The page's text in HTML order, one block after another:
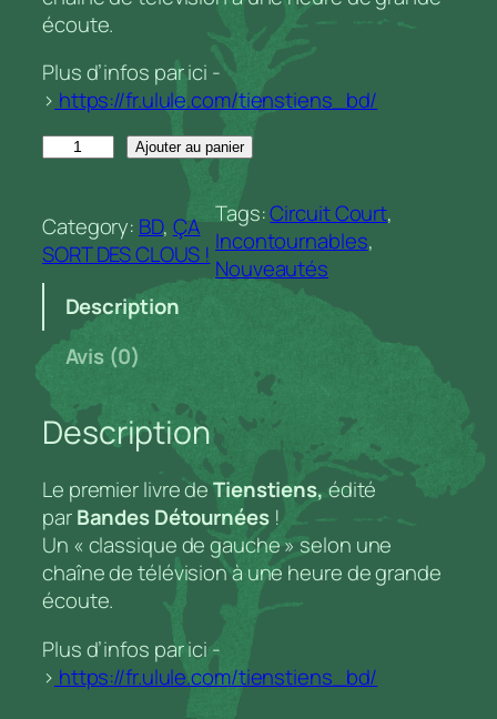
écoute.
Plus d’infos par ici -
> https://fr.ulule.com/tienstiens_bd/
n
t
i
é
e
K
o
k
o
n
'
a
m
e
Ajouter au panier
Category: BD, ÇA
SORT DES CLOUS !
Tags:Circuit Court
Incontournables
Nouveautés
Description
Avis (0)
Description
Le premier livre deTienstiens, édité
parBandes Détournées!
Un « classique de gauche » selon une
chaîne de télévision à une heure de grande
écoute.
Plus d’infos par ici -
> https://fr.ulule.com/tienstiens_bd/